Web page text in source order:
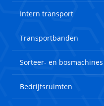
Intern transport
Transportbanden
Sorteer- en bosmachines
Bedrijfsruimten